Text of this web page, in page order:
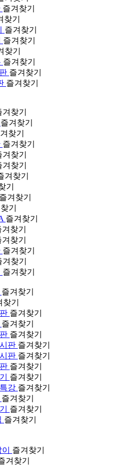
즐겨찾기
찾기
즐겨찾기
즐겨찾기
찾기
즐겨찾기
즐겨찾기
즐겨찾기
겨찾기
즐겨찾기
찾기
즐겨찾기
겨찾기
겨찾기
겨찾기
기
즐겨찾기
기
즐겨찾기
겨찾기
겨찾기
즐겨찾기
겨찾기
즐겨찾기
즐겨찾기
기
즐겨찾기
즐겨찾기
즐겨찾기
판 즐겨찾기
판 즐겨찾기
즐겨찾기
즐겨찾기
강 즐겨찾기
즐겨찾기
즐겨찾기
즐겨찾기
즐겨찾기
겨찾기